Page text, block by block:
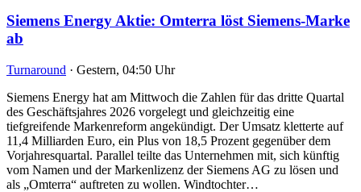
Siemens Energy Aktie: Omterra löst Siemens-Marke
ab
Turnaround · Gestern, 04:50 Uhr
Siemens Energy hat am Mittwoch die Zahlen für das dritte Quartal
des Geschäftsjahres 2026 vorgelegt und gleichzeitig eine
tiefgreifende Markenreform angekündigt. Der Umsatz kletterte auf
11,4 Milliarden Euro, ein Plus von 18,5 Prozent gegenüber dem
Vorjahresquartal. Parallel teilte das Unternehmen mit, sich künftig
vom Namen und der Markenlizenz der Siemens AG zu lösen und
als „Omterra“ auftreten zu wollen. Windtochter…